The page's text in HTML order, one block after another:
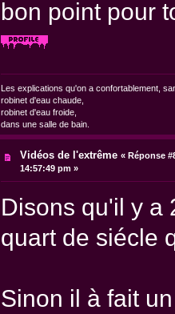
bon point pour
Les explications qu'on a confortablement,
robinet d'eau chaude,
robinet d'eau froide,
dans une salle de bain.
Vidéos de l'extrême « Réponse
14:57:49 pm »
Disons qu'il y a
quart de siécle
Sinon il à fait